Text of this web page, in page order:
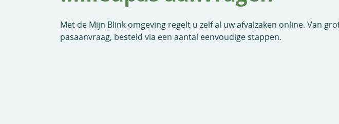
Met de Mijn Blink omgeving regelt u zelf al uw afvalzaken online. Van
pasaanvraag, besteld via een aantal eenvoudige stappen.